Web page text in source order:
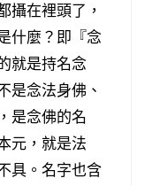
攝在裡頭了，
什麼？即『念
就是持名念
是念法身佛、
是念佛的名
元，就是法
具。名字也含